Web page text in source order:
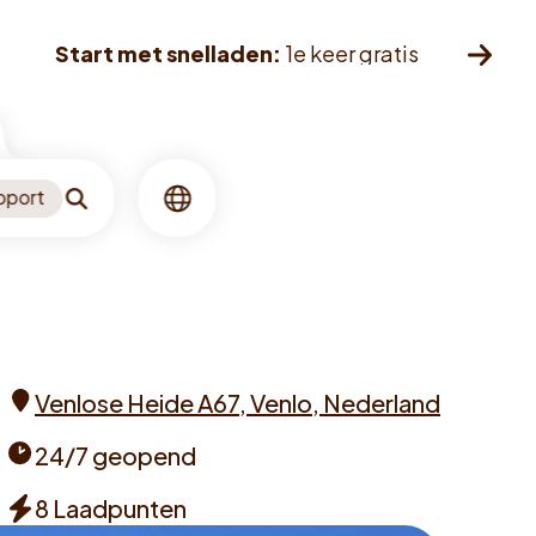
Start met snelladen: 1e keer gratis
Zoeken Taal
Venlose Heide A67, Venlo, Nederland
times
24/7 geopend
8 Laadpunten